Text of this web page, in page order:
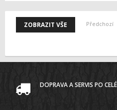
ZOBRAZIT VŠE Předchozí
DOPRAVA A SERVIS PO